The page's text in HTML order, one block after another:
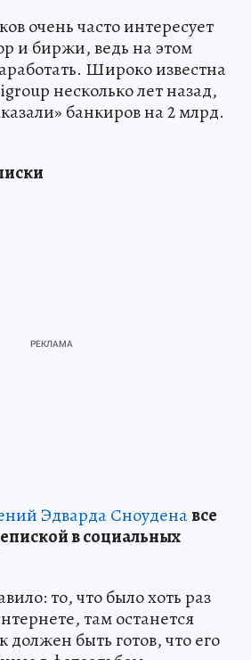
очень часто интересует
и биржи, ведь на этом
Широко известна
несколько лет назад,
банкиров на 2 млрд.
Эдварда Сноуденавсе
в социальных
то, что было хоть раз
там останется
должен быть готов, что его